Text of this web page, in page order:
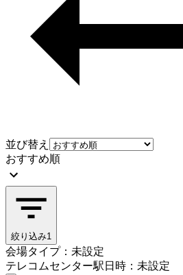
並び替え
おすすめ順
絞り込み1
会場タイプ：未設定
テレコムセンター駅日時：未設定